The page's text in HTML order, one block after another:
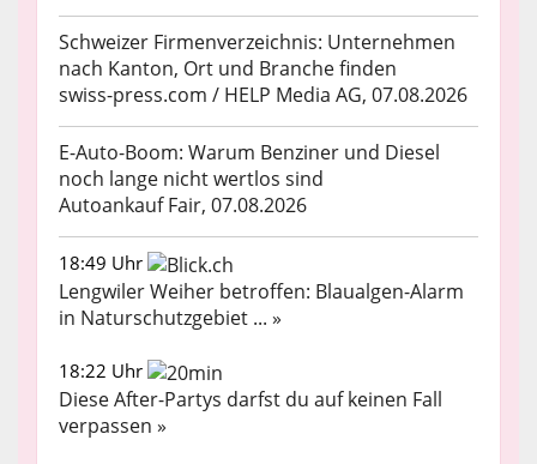
Schweizer Firmenverzeichnis: Unternehmen
nach Kanton, Ort und Branche finden
swiss-press.com / HELP Media AG, 07.08.2026
E-Auto-Boom: Warum Benziner und Diesel
noch lange nicht wertlos sind
Autoankauf Fair, 07.08.2026
18:49 Uhr
Lengwiler Weiher betroffen: Blaualgen-Alarm
in Naturschutzgebiet ... »
18:22 Uhr
Diese After-Partys darfst du auf keinen Fall
verpassen »